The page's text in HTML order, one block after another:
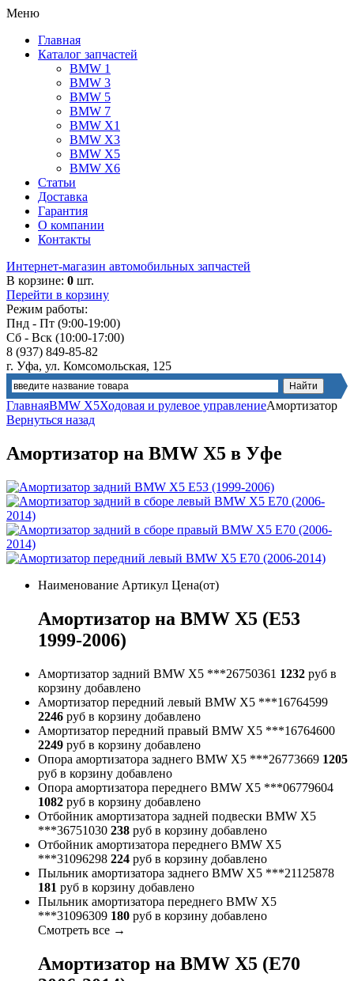
Меню
Главная
Каталог запчастей
BMW 1
BMW 3
BMW 5
BMW 7
BMW X1
BMW X3
BMW X5
BMW X6
Статьи
Доставка
Гарантия
О компании
Контакты
Интернет-магазин автомобильных запчастей
В корзине: 0 шт.
Перейти в корзину
Режим работы:
Пнд - Пт (9:00-19:00)
Сб - Вск (10:00-17:00)
8 (937) 849-85-82
г. Уфа, ул. Комсомольская, 125
ГлавнаяBMW X5Ходовая и рулевое управлениеАмортизатор
Вернуться назад
Амортизатор на BMW X5 в Уфе
Наименование Артикул Цена(от)
Амортизатор на BMW X5 (E53
1999-2006)
Амортизатор задний BMW X5 ***26750361 1232 руб в
корзину добавлено
Амортизатор передний левый BMW X5 ***16764599
2246 руб в корзину добавлено
Амортизатор передний правый BMW X5 ***16764600
2249 руб в корзину добавлено
Опора амортизатора заднего BMW X5 ***26773669 1205
руб в корзину добавлено
Опора амортизатора переднего BMW X5 ***06779604
1082 руб в корзину добавлено
Отбойник амортизатора задней подвески BMW X5
***36751030 238 руб в корзину добавлено
Отбойник амортизатора переднего BMW X5
***31096298 224 руб в корзину добавлено
Пыльник амортизатора заднего BMW X5 ***21125878
181 руб в корзину добавлено
Пыльник амортизатора переднего BMW X5
***31096309 180 руб в корзину добавлено
Cмотреть все →
Амортизатор на BMW X5 (E70